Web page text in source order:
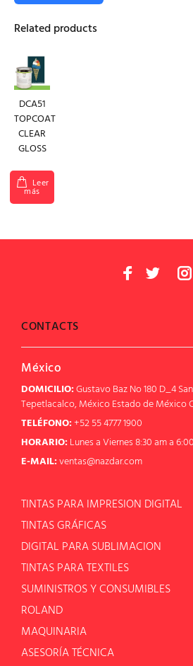
Related products
DCA51
TOPCOAT
CLEAR
GLOSS
Leer
más
CONTACTS
México
DOMICILIO:Gustavo Baz No 180 D_4
Tepetlacalco, México Estado de México
TELÉFONO:+52 55 4777 1900
HORARIO: Lunes a Viernes 8:30 am a
E-MAIL:ventas@nazdar.com
TINTAS PARA IMPRESION DIGITAL
TINTAS GRÁFICAS
DIGITAL PARA SUBLIMACION
TINTAS PARA TEXTILES
SUMINISTROS Y CONSUMIBLES
ROLAND
MAQUINARIA
ASESORÍA TÉCNICA